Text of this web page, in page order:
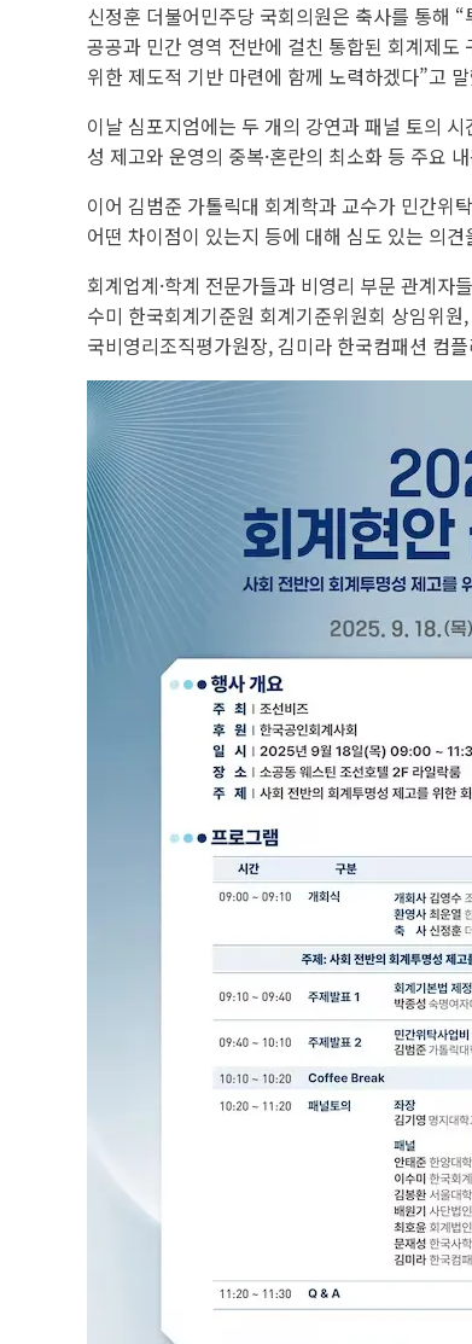
신정훈 더불어민주당 국회의원은 축사를 통해
공공과 민간 영역 전반에 걸친 통합된 회계제
위한 제도적 기반 마련에 함께 노력하겠다”고
이날 심포지엄에는 두 개의 강연과 패널 토의
성 제고와 운영의 중복·혼란의 최소화 등 주요
이어 김범준 가톨릭대 회계학과 교수가 민간위
어떤 차이점이 있는지 등에 대해 심도 있는 의
회계업계·학계 전문가들과 비영리 부문 관계
수미 한국회계기준원 회계기준위원회 상임위
국비영리조직평가원장, 김미라 한국컴패션 컴